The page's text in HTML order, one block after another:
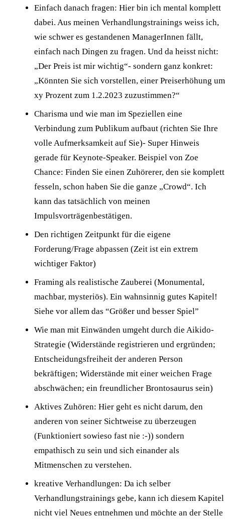
Einfach danach fragen: Hier bin ich mental komplett
dabei. Aus meinen Verhandlungstrainings weiss ich,
wie schwer es gestandenen ManagerInnen fällt,
einfach nach Dingen zu fragen. Und da heisst nicht:
„Der Preis ist mir wichtig“- sondern ganz konkret:
„Könnten Sie sich vorstellen, einer Preiserhöhung um
xy Prozent zum 1.2.2023 zuzustimmen?“
Charisma und wie man im Speziellen eine
Verbindung zum Publikum aufbaut (richten Sie Ihre
volle Aufmerksamkeit auf Sie)- Super Hinweis
gerade für Keynote-Speaker. Beispiel von Zoe
Chance: Finden Sie einen Zuhörerer, den sie komplett
fesseln, schon haben Sie die ganze „Crowd“. Ich
kann das tatsächlich von meinen
Impulsvorträgenbestätigen.
Den richtigen Zeitpunkt für die eigene
Forderung/Frage abpassen (Zeit ist ein extrem
wichtiger Faktor)
Framing als realistische Zauberei (Monumental,
machbar, mysteriös). Ein wahnsinnig gutes Kapitel!
Siehe vor allem das “Größer und besser Spiel”
Wie man mit Einwänden umgeht durch die Aikido-
Strategie (Widerstände registrieren und ergründen;
Entscheidungsfreiheit der anderen Person
bekräftigen; Widerstände mit einer weichen Frage
abschwächen; ein freundlicher Brontosaurus sein)
Aktives Zuhören: Hier geht es nicht darum, den
anderen von seiner Sichtweise zu überzeugen
(Funktioniert sowieso fast nie :-)) sondern
empathisch zu sein und sich einander als
Mitmenschen zu verstehen.
kreative Verhandlungen: Da ich selber
Verhandlungstrainings gebe, kann ich diesem Kapitel
nicht viel Neues entnehmen und möchte an der Stelle